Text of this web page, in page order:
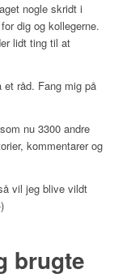
nogle skridt i
dig og kollegerne.
lidt ting til at
råd. Fang mig på
nu 3300 andre
kommentarer og
vil jeg blive vildt
brugte